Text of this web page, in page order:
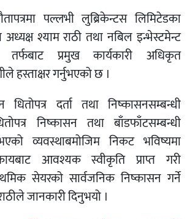
पल्लभी लुब्रिकेन्टस लिमिटेडका
श्याम राठी तथा नबिल इन्भेस्टमेन्ट
तर्फबाट प्रमुख कार्यकारी अधिकृत
हस्ताक्षर गर्नुभएको छ ।
धितोपत्र दर्ता तथा निष्कासनसम्बन्धी
निष्कासन तथा बाँडफाँटसम्बन्धी
व्यवस्थाबमोजिम निकट भविष्यमा
आवश्यक स्वीकृति प्राप्त गरी
सेयरको सार्वजनिक निष्कासन गर्ने
जानकारी दिनुभयो ।